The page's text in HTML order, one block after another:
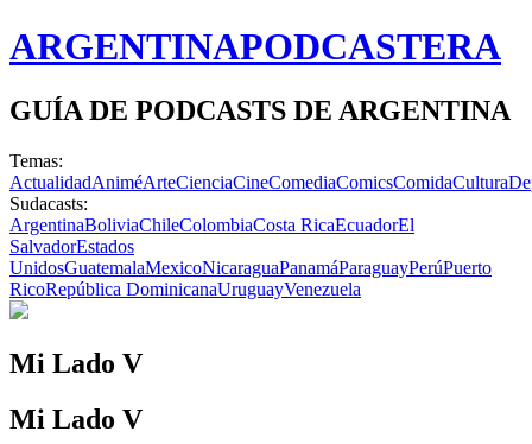
ARGENTINAPODCASTERA
GUÍA DE PODCASTS DE ARGENTINA
Temas:
ActualidadAniméArteCienciaCineComediaComicsComidaCultura
Sudacasts:
ArgentinaBoliviaChileColombiaCosta RicaEcuadorEl
SalvadorEstados
UnidosGuatemalaMexicoNicaraguaPanamáParaguayPerúPuerto
RicoRepública DominicanaUruguayVenezuela
Mi Lado V
Mi Lado V